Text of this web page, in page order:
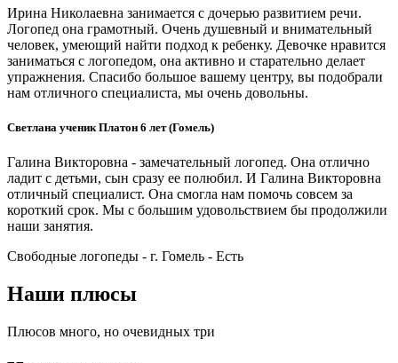
Ирина Николаевна занимается с дочерью развитием речи.
Логопед она грамотный. Очень душевный и внимательный
человек, умеющий найти подход к ребенку. Девочке нравится
заниматься с логопедом, она активно и старательно делает
упражнения. Спасибо большое вашему центру, вы подобрали
нам отличного специалиста, мы очень довольны.
Светлана ученик Платон 6 лет (Гомель)
Галина Викторовна - замечательный логопед. Она отлично
ладит с детьми, сын сразу ее полюбил. И Галина Викторовна
отличный специалист. Она смогла нам помочь совсем за
короткий срок. Мы с большим удовольствием бы продолжили
наши занятия.
Свободные логопеды - г. Гомель - Есть
Наши плюсы
Плюсов много, но очевидных три